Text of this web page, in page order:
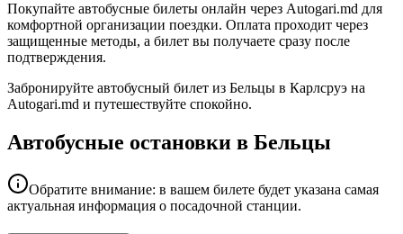
Покупайте автобусные билеты онлайн через Autogari.md для
комфортной организации поездки. Оплата проходит через
защищенные методы, а билет вы получаете сразу после
подтверждения.
Забронируйте автобусный билет из Бельцы в Карлсруэ на
Autogari.md и путешествуйте спокойно.
Автобусные остановки в Бельцы
Обратите внимание: в вашем билете будет указана самая
актуальная информация о посадочной станции.